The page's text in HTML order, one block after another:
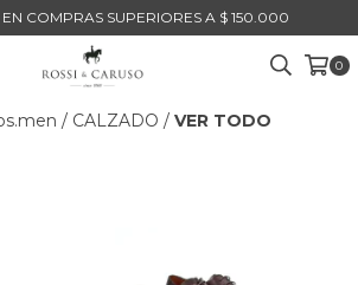
EN COMPRAS SUPERIORES A $ 150.000
0
/ CALZADO / VER TODO